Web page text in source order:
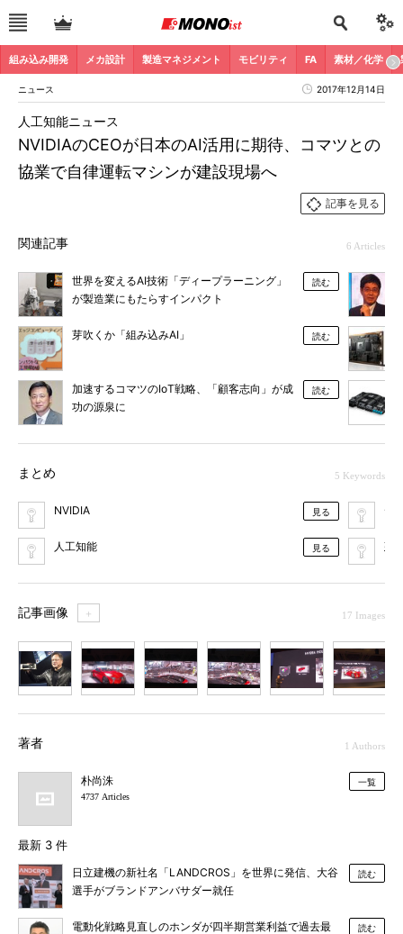
組み込み開発 メカ設計 製造マネジメント モビリティ FA 素材／化学
ニュース 2017年12月14日
NVIDIAのCEOが日本のAI活用に期待、コマツとの
協業で自律運転マシンが建設現場へ
人工知能ニュース
記事を見る
関連記事 6 Articles
世界を変えるAI技術「ディープラーニング」
が製造業にもたらすインパクト
読む
芽吹くか「組み込みAI」 読む
加速するコマツのIoT戦略、「顧客志向」が成
功の源泉に
読む
まとめ 5 Keywords
NVIDIA 見る
人工知能 見る
デ
建
記事画像 ＋ 17 Images
著者 1 Authors
朴尚洙
4737 Articles
一覧
最新 3 件
日立建機の新社名「LANDCROS」を世界に発信、大谷
選手がブランドアンバサダー就任
読む
電動化戦略見直しのホンダが四半期営業利益で過去最
読む